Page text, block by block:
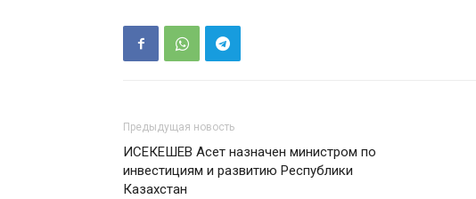
Предыдущая новость
ИСЕКЕШЕВ Асет назначен министром по
инвестициям и развитию Республики
Казахстан